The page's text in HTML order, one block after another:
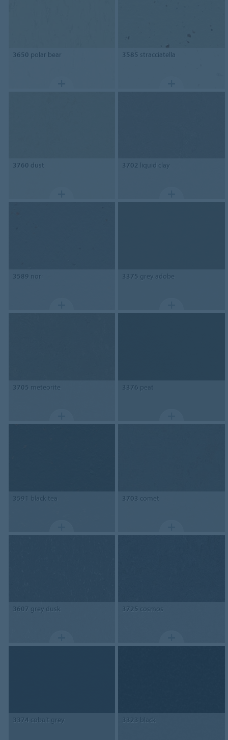
3650 polar bear 3585 stracciatella
3760 dust 3702 liquid clay
3589 nori 3375 grey adobe
3705 meteorite 3376 peat
3591 black tea 3703 comet
3607 grey dusk 3725 cosmos
3374 cobalt grey 3323 black